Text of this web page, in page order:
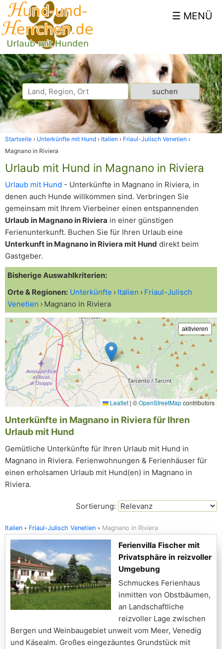
Startseite Unterkünfte mit Hund Italien
Friaul-Julisch Venetien
Magnano in Riviera
Urlaub mit Hund in Magnano in Riviera
Urlaub mit Hund - Unterkünfte in Magnano in Riviera, in
denen auch Hunde willkommen sind. Verbringen Sie
gemeinsam mit Ihrem Vierbeiner einen entspannenden
Urlaub in Magnano in Riviera in einer günstigen
Ferienunterkunft. Buchen Sie für Ihren Urlaub eine
Unterkunft in Magnano in Riviera mit Hund direkt beim
Gastgeber.
Bisherige Auswahlkriterien:
Orte & Regionen: Unterkünfte Italien
Friaul-Julisch
Venetien
Magnano in Riviera
Leaflet | ©OpenStreetMapcontributors
Unterkünfte in Magnano in Riviera für Ihren
Urlaub mit Hund
Gemütliche Unterkünfte für Ihren Urlaub mit Hund in
Magnano in Riviera. Ferienwohnungen & Ferienhäuser für
einen erholsamen Urlaub mit Hund(en) in Magnano in
Riviera.
Sortierung:
Italien Friaul-Julisch Venetien Magnano in Riviera
Ferienvilla Fischer mit
Privatsphäre in reizvoller
Umgebung
Schmuckes Ferienhaus
inmitten von Obstbäumen,
an Landschaftliche
reizvoller Lage zwischen
Bergen und Weinbaugebiet unweit vom Meer, Venedig
und Käsealm. Großes eingezäuntes Grundstück mit